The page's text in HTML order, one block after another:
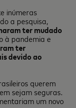
inúmeras
a pesquisa,
ter mudado
à pandemia e
ter
devido ao
querem
sejam seguras.
um novo